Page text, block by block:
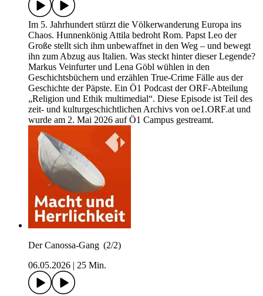
Im 5. Jahrhundert stürzt die Völkerwanderung Europa ins
Chaos. Hunnenkönig Attila bedroht Rom. Papst Leo der
Große stellt sich ihm unbewaffnet in den Weg – und bewegt
ihn zum Abzug aus Italien. Was steckt hinter dieser Legende?
Markus Veinfurter und Lena Göbl wühlen in den
Geschichtsbüchern und erzählen True-Crime Fälle aus der
Geschichte der Päpste. Ein Ö1 Podcast der ORF-Abteilung
„Religion und Ethik multimedial“. Diese Episode ist Teil des
zeit- und kulturgeschichtlichen Archivs von oe1.ORF.at und
wurde am 2. Mai 2026 auf Ö1 Campus gestreamt.
Der Canossa-Gang (2/2)
06.05.2026
25 Min.